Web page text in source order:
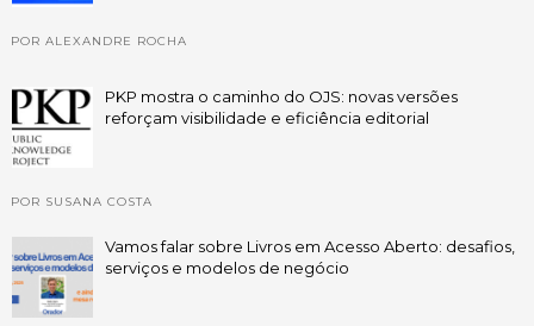
POR ALEXANDRE ROCHA
PKP mostra o caminho do OJS: novas versões
reforçam visibilidade e eficiência editorial
POR SUSANA COSTA
Vamos falar sobre Livros em Acesso Aberto: desafios,
serviços e modelos de negócio